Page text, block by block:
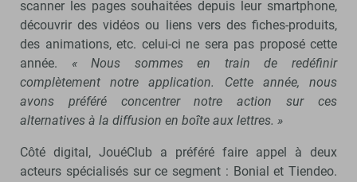
scanner les pages souhaitées depuis leur smartphone,
découvrir des vidéos ou liens vers des fiches-produits,
des animations, etc. celui-ci ne sera pas proposé cette
année. « Nous sommes en train de redéfinir
complètement notre application. Cette année, nous
avons préféré concentrer notre action sur ces
alternatives à la diffusion en boîte aux lettres. »
Côté digital, JouéClub a préféré faire appel à deux
acteurs spécialisés sur ce segment : Bonial et Tiendeo.